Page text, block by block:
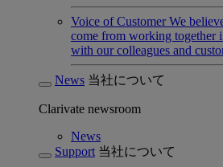
Voice of Customer We
come from working together
with our colleagues and
News 当社について
Clarivate newsroom
News
Support 当社について